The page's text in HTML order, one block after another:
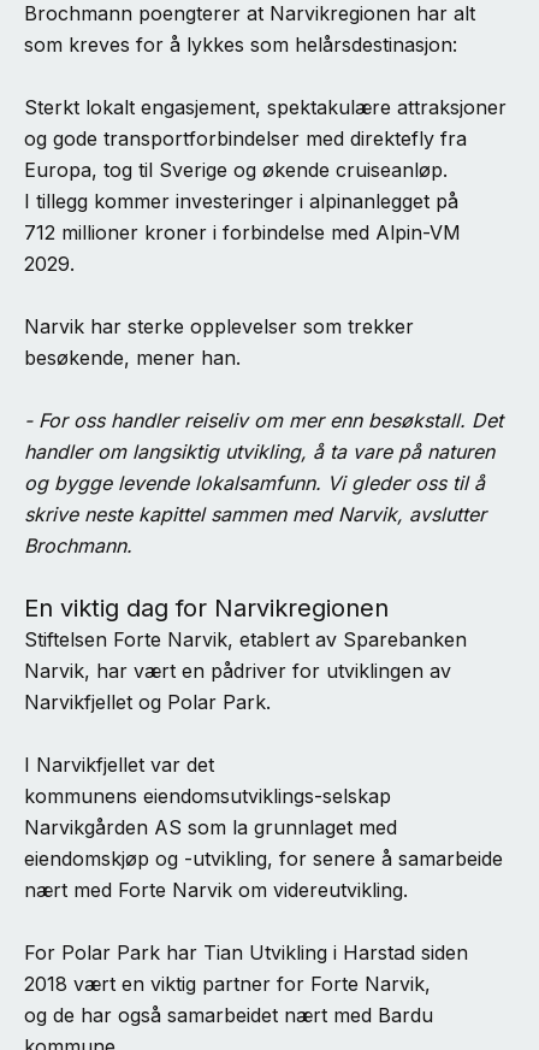
Brochmann poengterer at Narvikregionen har alt
som kreves for å lykkes som helårsdestinasjon:
Sterkt lokalt engasjement, spektakulære attraksjoner
og gode transportforbindelser med direktefly fra
Europa, tog til Sverige og økende cruiseanløp.
I tillegg kommer investeringer i alpinanlegget på
712 millioner kroner i forbindelse med Alpin-VM
2029.
Narvik har sterke opplevelser som trekker
besøkende, mener han.
- For oss handler reiseliv om mer enn besøkstall. Det
handler om langsiktig utvikling, å ta vare på naturen
og bygge levende lokalsamfunn. Vi gleder oss til å
skrive neste kapittel sammen med Narvik, avslutter
Brochmann.
En viktig dag for Narvikregionen
Stiftelsen Forte Narvik, etablert av Sparebanken
Narvik, har vært en pådriver for utviklingen av
Narvikfjellet og Polar Park.
I Narvikfjellet var det
kommunens eiendomsutviklings-selskap
Narvikgården AS som la grunnlaget med
eiendomskjøp og -utvikling, for senere å samarbeide
nært med Forte Narvik om videreutvikling.
For Polar Park har Tian Utvikling i Harstad siden
2018 vært en viktig partner for Forte Narvik,
og de har også samarbeidet nært med Bardu